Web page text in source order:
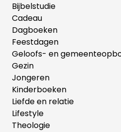
Bijbelstudie
Cadeau
Dagboeken
Feestdagen
Geloofs- en
Gezin
Jongeren
Kinderboeken
Liefde en relatie
Lifestyle
Theologie